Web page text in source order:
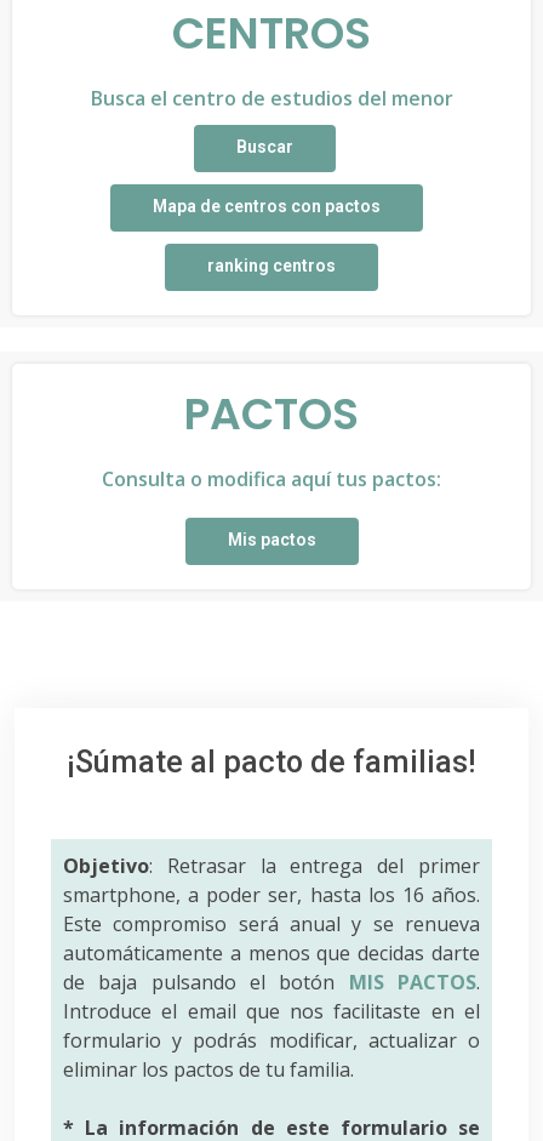
CENTROS
Busca el centro de estudios del menor
Buscar
Mapa de centros con pactos
ranking centros
PACTOS
Consulta o modifica aquí tus pactos:
Mis pactos
¡Súmate al pacto de familias!
Objetivo: Retrasar la entrega del primer
smartphone, a poder ser, hasta los 16 años.
Este compromiso será anual y se renueva
automáticamente a menos que decidas darte
de baja pulsando el botón MIS PACTOS.
Introduce el email que nos facilitaste en el
formulario y podrás modificar, actualizar o
eliminar los pactos de tu familia.
* La información de este formulario se